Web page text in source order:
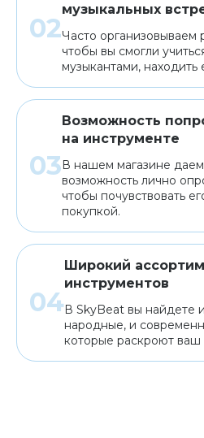
музыкальных
Часто организовываем
чтобы вы смогли
музыкантами,
Возможность
на инструменте
В нашем магазине
возможность лично
чтобы почувствовать
покупкой.
Широкий
инструментов
В SkyBeat вы найдете
народные, и
которые раскроют ваш